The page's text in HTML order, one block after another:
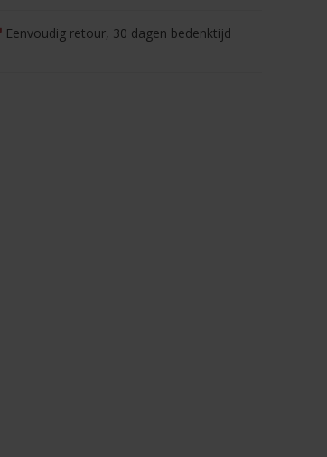
Eenvoudig retour, 30 dagen bedenktijd